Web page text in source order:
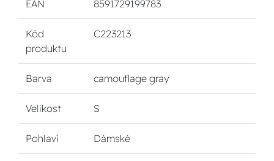
EAN 8591729199783
Kód
produktu
C223213
Barva camouflage gray
Velikost S
Pohlaví Dámské